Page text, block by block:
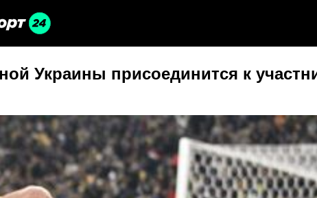
Украины присоединится к